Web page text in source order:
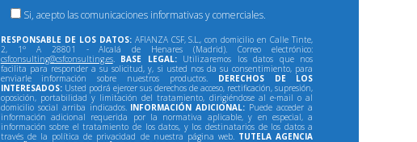
Si, acepto las comunicaciones informativas y comerciales.
RESPONSABLE DE LOS DATOS:AFIANZA CSF, S.L., con domicilio en Calle Tinte,
2, 1º A 28801 - Alcalá de Henares (Madrid). Correo electrónico:
csfconsulting@csfconsulting.es. BASE LEGAL:Utilizaremos los datos que nos
facilita para responder a su solicitud, y, si usted nos da su consentimiento, para
enviarle información sobre nuestros productos. DERECHOS DE LOS
INTERESADOS:Usted podrá ejercer sus derechos de acceso, rectificación, supresión,
oposición, portabilidad y limitación del tratamiento, dirigiéndose al e-mail o al
domicilio social arriba indicados. INFORMACIÓN ADICIONAL: Puede acceder a
información adicional requerida por la normativa aplicable, y en especial, a
información sobre el tratamiento de los datos, y los destinatarios de los datos a
través de la política de privacidad de nuestra página web. TUTELA AGENCIA